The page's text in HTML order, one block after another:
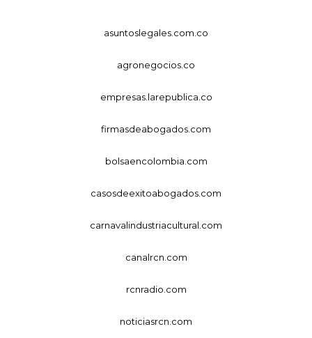
asuntoslegales.com.co
agronegocios.co
empresas.larepublica.co
firmasdeabogados.com
bolsaencolombia.com
casosdeexitoabogados.com
carnavalindustriacultural.com
canalrcn.com
rcnradio.com
noticiasrcn.com